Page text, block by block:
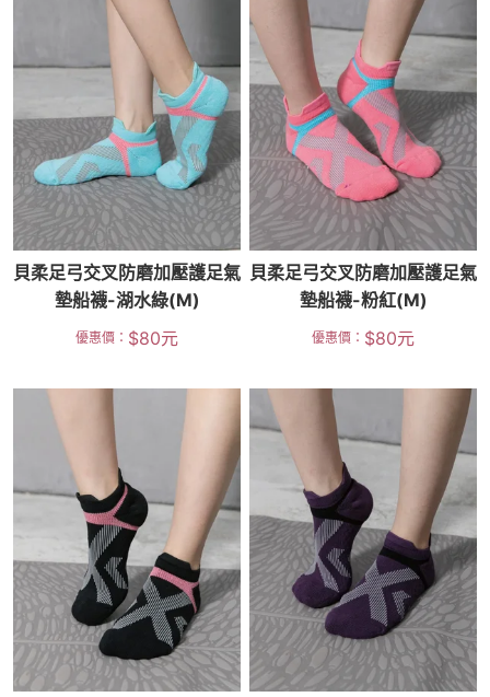
貝柔足弓交叉防磨加壓護足氣
墊船襪-湖水綠(M)
優惠價： $80元
貝柔足弓交叉防磨加壓護足氣
墊船襪-粉紅(M)
優惠價： $80元